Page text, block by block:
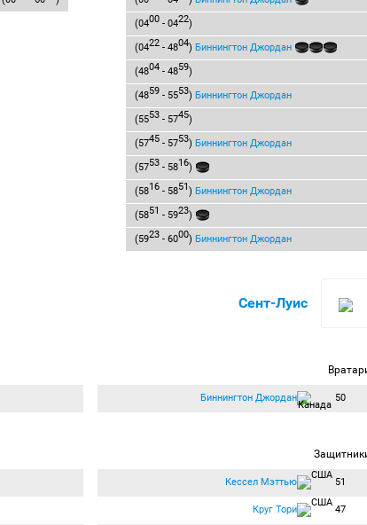
(0400 - 0422)
(0422 - 4804)Биннингтон Джордан
(4804 - 4859)
(4859 - 5553)Биннингтон Джордан
(5553 - 5745)
(5745 - 5753)Биннингтон Джордан
(5753 - 5816)
(5816 - 5851)Биннингтон Джордан
(5851 - 5923)
(5923 - 6000)Биннингтон Джордан
Сент-Луис
Биннингтон Джордан 50
Кессел Мэттью 51
Круг Тори 47